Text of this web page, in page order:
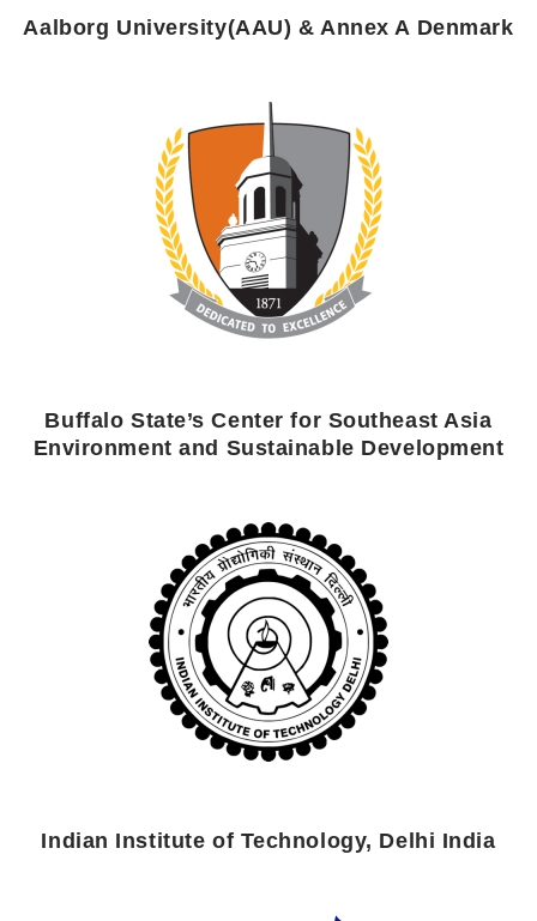
Aalborg University(AAU) & Annex A Denmark
Buffalo State’s Center for Southeast Asia
Environment and Sustainable Development
Indian Institute of Technology, Delhi India